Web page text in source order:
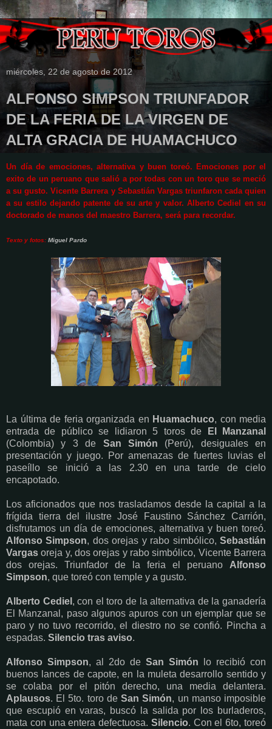
miércoles, 22 de agosto de 2012
ALFONSO SIMPSON TRIUNFADOR
DE LA FERIA DE LA VIRGEN DE
ALTA GRACIA DE HUAMACHUCO
Un día de emociones, alternativa y buen toreó. Emociones por el
exito de un peruano que salió a por todas con un toro que se meció
a su gusto. Vicente Barrera y Sebastián Vargas triunfaron cada quien
a su estilo dejando patente de su arte y valor. Alberto Cediel en su
doctorado de manos del maestro Barrera, será para recordar.
Texto y fotos: Miguel Pardo
La última de feria organizada en Huamachuco, con media
entrada de público se lidiaron 5 toros de
El Manzanal
(Colombia) y 3 de San Simón (Perú), desiguales en
presentación y juego. Por amenazas de fuertes luvias el
paseíllo se inició a las 2.30 en una tarde de cielo
encapotado.
Los aficionados que nos trasladamos desde la capital a la
frígida tierra del ilustre José Faustino Sánchez Carrión,
disfrutamos un día de emociones, alternativa y buen toreó.
Alfonso Simpson, dos orejas y rabo simbólico,Sebastián
Vargas oreja y, dos orejas y rabo simbólico, Vicente Barrera
dos orejas. Triunfador de la feria el peruano Alfonso
Simpson, que toreó con temple y a gusto.
Alberto Cediel , con el toro de la alternativa de la ganadería
El Manzanal, paso algunos apuros con un ejemplar que se
paro y no tuvo recorrido, el diestro no se confió. Pincha a
espadas. Silencio tras aviso.
Alfonso Simpson, al 2do de San Simón lo recibió con
buenos lances de capote, en la muleta desarrollo sentido y
se colaba por el pitón derecho, una media delantera.
Aplausos. El 5to. toro deSan Simón, un manso imposible
que escupió en varas, buscó la salida por los burladeros,
mata con una entera defectuosa. Silencio. Con el 6to, toreó